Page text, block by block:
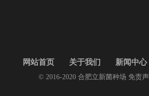
网站首页 关于我们 新闻中心
© 2016-2020 合肥立新菌种场 免责